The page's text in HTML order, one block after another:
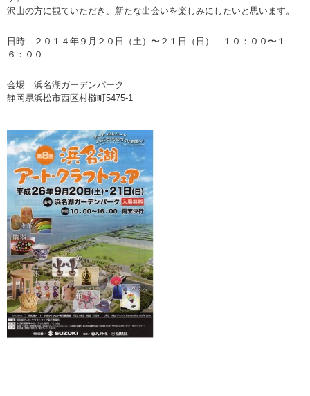
沢山の方に観ていただき、新たな出会いを楽しみにしたいと思います。
日時 ２０１４年９月２０日（土）〜２１日（日） １０：００〜１
６：００
会場 浜名湖ガーデンパーク
静岡県浜松市西区村櫛町5475-1